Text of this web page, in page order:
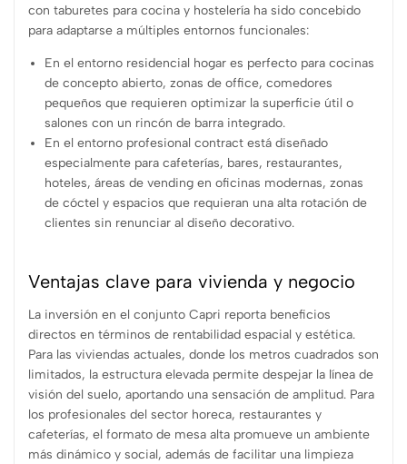
con taburetes para cocina y hostelería ha sido concebido
para adaptarse a múltiples entornos funcionales:
En el entorno residencial hogar es perfecto para cocinas
de concepto abierto, zonas de office, comedores
pequeños que requieren optimizar la superficie útil o
salones con un rincón de barra integrado.
En el entorno profesional contract está diseñado
especialmente para cafeterías, bares, restaurantes,
hoteles, áreas de vending en oficinas modernas, zonas
de cóctel y espacios que requieran una alta rotación de
clientes sin renunciar al diseño decorativo.
Ventajas clave para vivienda y negocio
La inversión en el conjunto Capri reporta beneficios
directos en términos de rentabilidad espacial y estética.
Para las viviendas actuales, donde los metros cuadrados son
limitados, la estructura elevada permite despejar la línea de
visión del suelo, aportando una sensación de amplitud. Para
los profesionales del sector horeca, restaurantes y
cafeterías, el formato de mesa alta promueve un ambiente
más dinámico y social, además de facilitar una limpieza